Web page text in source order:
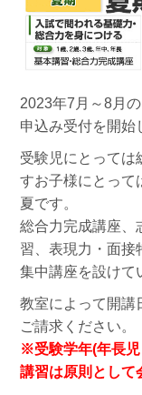
2023年7月～8月
申込み受付を開始
受験児にとっては
すお子様にとって
夏です。
総合力完成講座、
習、表現力・面接
集中講座を設けて
教室によって開講
ご請求ください。
※受験学年(年長
講習は原則として